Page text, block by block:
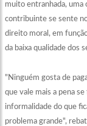
muito entranhada, uma
contribuinte se sente
direito moral, em
da baixa qualidade dos
"Ninguém gosta de
que vale mais a pena
informalidade do que
problema grande",